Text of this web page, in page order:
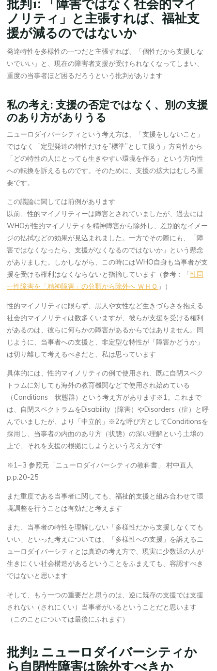
批判1: 「障害ではなく社会的マイ
ノリティ」と主張すれば、福祉支
援が減るのではないか
発達特性を多様性の一つだと主張すれば、「個性だから支援しな
いでいい」と、現在の障害者支援が受けられなくなってしまい、
重度の当事者ほど困るだろうという批判があります
私の考え: 支援の否定ではなく、別の支援
のあり方がありうる
ニューロダイバーシティという考え方は、「支援をしないこと」
ではなく「定型発達の特性だけを”標準”として扱う」方向性から
「どの特性の人にとっても生きやすい環境を作る」という方向性
への転換を訴えるものです。そのために、支援の拡大はむしろ重
要です。
この議論に関しては前例があります
以前、性的マイノリティーは障害とされていましたが、過去には
WHOが性的マイノリティを精神障害から除外し、差別的なイメー
ジの払拭などの効果が見込まれました。一方でその際にも、「障
害ではなくなったら、支援がなくなるのではないか」という懸念
がありました。しかしながら、この時にはWHO自身も当事者が支
援を受ける権利はなくならないと指摘しています（参考：「性同
一性障害を「精神障害」の分類から除外へ ＷＨＯ 」）
性的マイノリティに限らず、黒人や女性など生きづらさを抱える
社会的マイノリティは数多くいますが、彼らが支援を受ける権利
があるのは、彼らに何らかの障害があるからではありません。同
じように、当事者への支援と、非定型な特性が「障害かどうか」
は切り離して考えるべきだと、私は思っています
具体的には、性的マイノリティの例で使用され、既に自閉スペク
トラムに対しても海外の教育機関などで使用され始めている
（Conditions 状態群）という考え方があります※1。これまで
は、自閉スペクトラムをDisability（障害）やDisorders（症）と呼
んでいましたが、より「中立的」※2な呼び方としてConditionsを
採用し、当事者の内面のあり方（状態）の深い理解という土壌の
上で、それを支援の根拠にしようという考え方です
※1~3 参照元「ニューロダイバーシティの教科書」 村中直人
p.p.20-25
また重度である当事者に関しても、福祉的支援と組み合わせて環
境調整を行うことは有効だと考えます
また、当事者の特性を理解しない「多様性だから支援しなくても
いい」といった考えについては、「多様性への支援」を訴えるニ
ューロダイバーシティとは真逆の考え方で、現実に少数派の人が
生きにくい社会構造があるということをふまえても、容認すべき
ではないと思います
そして、もう一つの重要だと思うのは、逆に既存の支援では支援
されない（されにくい）当事者がいるということだと思います
（このことについては最後にふれます）
批判2 ニューロダイバーシティか
ら自閉性障害は除外すべきか